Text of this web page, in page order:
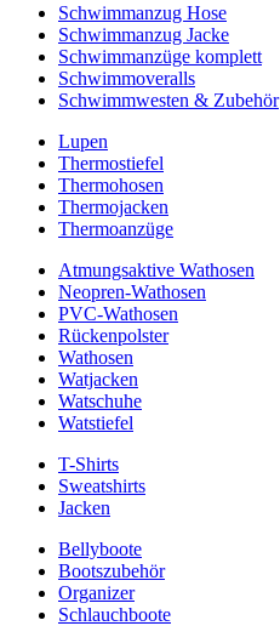
Schwimmanzug Hose
Schwimmanzug Jacke
Schwimmanzüge komplett
Schwimmoveralls
Schwimmwesten & Zubehör
Lupen
Thermostiefel
Thermohosen
Thermojacken
Thermoanzüge
Atmungsaktive Wathosen
Neopren-Wathosen
PVC-Wathosen
Rückenpolster
Wathosen
Watjacken
Watschuhe
Watstiefel
T-Shirts
Sweatshirts
Jacken
Bellyboote
Bootszubehör
Organizer
Schlauchboote